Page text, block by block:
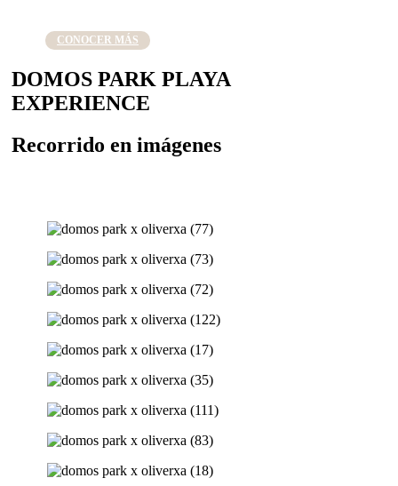
CONOCER MÁS
DOMOS PARK PLAYA
EXPERIENCE
Recorrido en imágenes